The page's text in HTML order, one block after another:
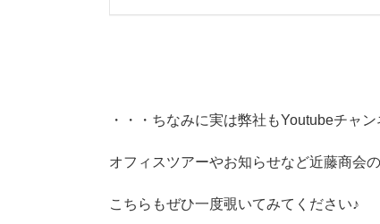
・・・ちなみに実は弊社もYoutubeチャ
オフィスツアーやお知らせなど近藤商会
こちらもぜひ一度覗いてみてください♪